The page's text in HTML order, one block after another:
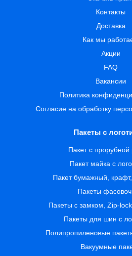
Контакты
Доставка
Как мы
Акции
FAQ
Вакансии
Политика
Согласие на обработку
Пакеты с
Пакет с прорубной
Пакет майка с
Пакет бумажный,
Пакеты
Пакеты с замком, Zip-
Пакеты для шин с
Полипропиленовые
Вакуумные